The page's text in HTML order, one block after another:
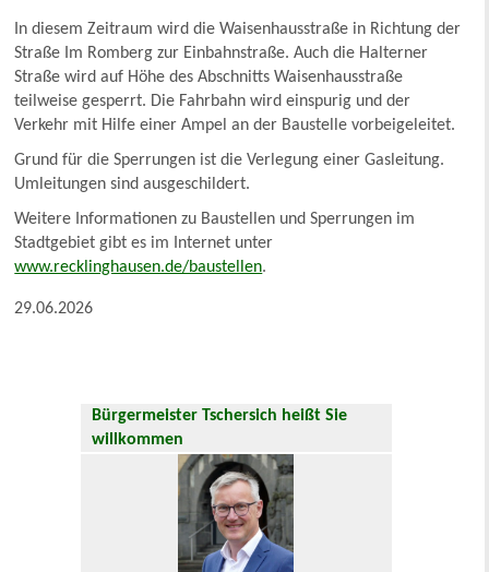
In diesem Zeitraum wird die Waisenhausstraße in Richtung der
Straße Im Romberg zur Einbahnstraße. Auch die Halterner
Straße wird auf Höhe des Abschnitts Waisenhausstraße
teilweise gesperrt. Die Fahrbahn wird einspurig und der
Verkehr mit Hilfe einer Ampel an der Baustelle vorbeigeleitet.
Grund für die Sperrungen ist die Verlegung einer Gasleitung.
Umleitungen sind ausgeschildert.
Weitere Informationen zu Baustellen und Sperrungen im
Stadtgebiet gibt es im Internet unter
www.recklinghausen.de/baustellen.
29.06.2026
Bürgermeister Tschersich heißt Sie
willkommen